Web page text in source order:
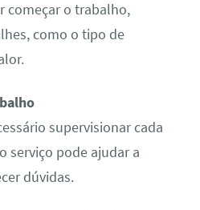
começar o trabalho,
como o tipo de
supervisionar cada
serviço pode ajudar a
dúvidas.